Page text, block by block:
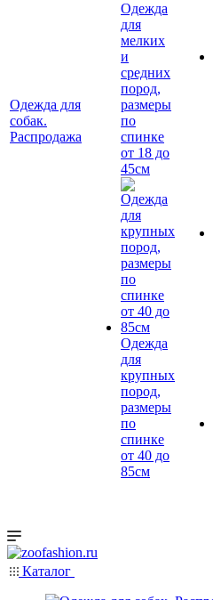
Одежда для
собак.
Распродажа
Одежда
для
мелких
и
средних
пород,
размеры
по
спинке
от 18 до
45см
Одежда
для
крупных
пород,
размеры
по
спинке
от 40 до
85см
Каталог